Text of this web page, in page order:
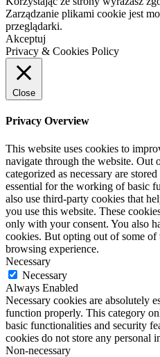
Zarządzanie plikami cookie jest
przeglądarki.
Akceptuj
Privacy & Cookies Policy
Close
Privacy Overview
This website uses cookies to
navigate through the website. Out
categorized as necessary are
essential for the working of basic
also use third-party cookies that
you use this website. These
only with your consent. You also
cookies. But opting out of some of
browsing experience.
Necessary
Necessary
Always Enabled
Necessary cookies are absolutely
function properly. This category
basic functionalities and security
cookies do not store any personal
Non-necessary